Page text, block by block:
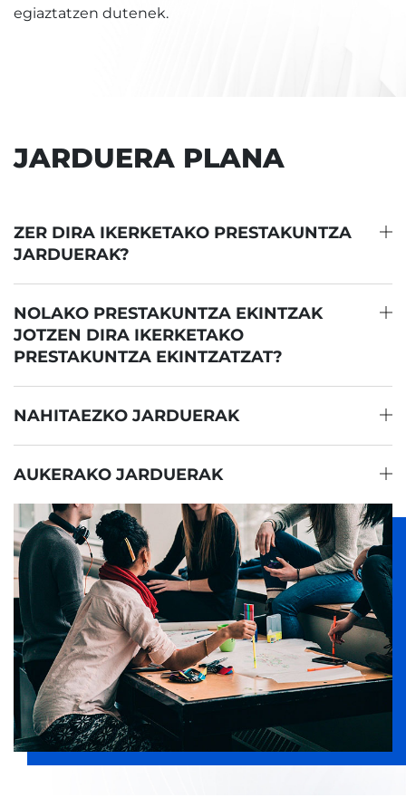
egiaztatzen dutenek.
JARDUERA PLANA
ZER DIRA IKERKETAKO PRESTAKUNTZA
JARDUERAK?
NOLAKO PRESTAKUNTZA EKINTZAK
JOTZEN DIRA IKERKETAKO
PRESTAKUNTZA EKINTZATZAT?
NAHITAEZKO JARDUERAK
AUKERAKO JARDUERAK